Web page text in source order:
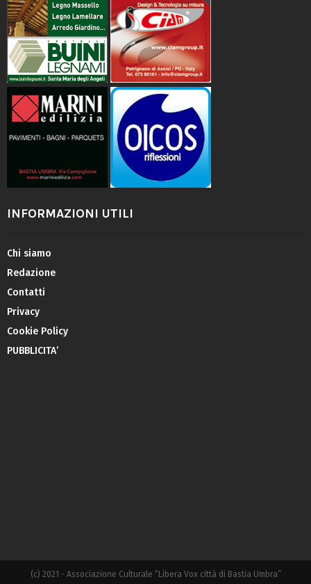
INFORMAZIONI UTILI
Chi siamo
Redazione
Contatti
Privacy
Cookie Policy
PUBBLICITA’
(c) 2021 - Associazione Culturale “Libera Vox città di Bastia Umbra”